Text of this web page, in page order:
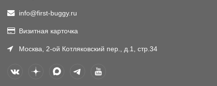
info@first-buggy.ru
Визитная карточка
Москва, 2-ой Котляковский пер., д.1, стр.34